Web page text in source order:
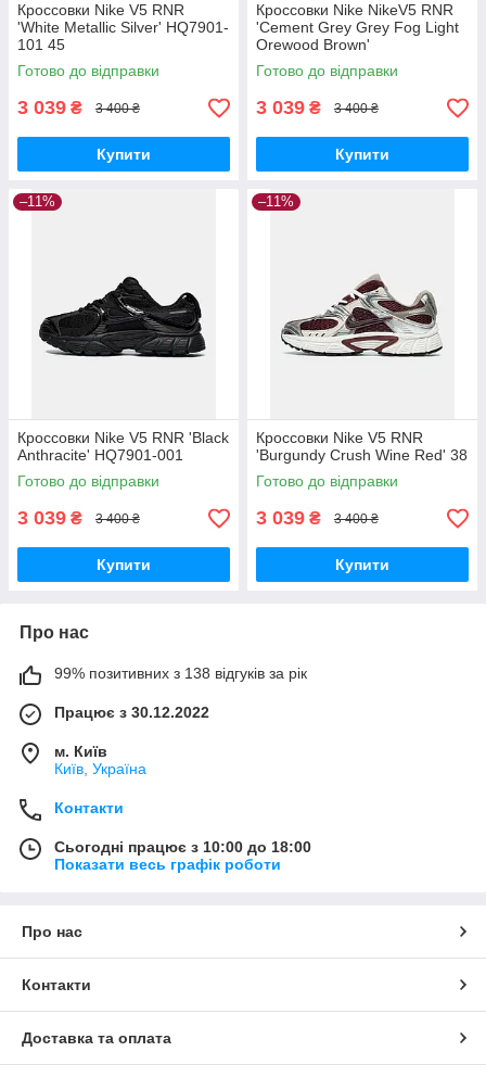
Кроссовки Nike V5 RNR
'White Metallic Silver' HQ7901-
101 45
Готово до відправки
3 039 ₴ 3 400 ₴
Купити
Кроссовки Nike NikeV5 RNR
'Cement Grey Grey Fog Light
Orewood Brown'
Готово до відправки
3 039 ₴ 3 400 ₴
Купити
–11%
Кроссовки Nike V5 RNR 'Black
Anthracite' HQ7901-001
Готово до відправки
3 039 ₴ 3 400 ₴
Купити
–11%
Кроссовки Nike V5 RNR
'Burgundy Crush Wine Red' 38
Готово до відправки
3 039 ₴ 3 400 ₴
Купити
Про нас
99% позитивних з 138 відгуків за рік
Працює з 30.12.2022
м. Київ
Київ, Україна
Контакти
Сьогодні працює з 10:00 до 18:00
Показати весь графік роботи
Про нас
Контакти
Доставка та оплата